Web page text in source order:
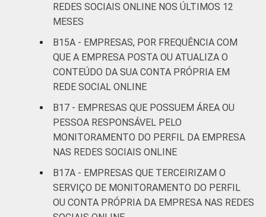
REDES SOCIAIS ONLINE NOS ÚLTIMOS 12
MESES
B15A - EMPRESAS, POR FREQUÊNCIA COM
QUE A EMPRESA POSTA OU ATUALIZA O
CONTEÚDO DA SUA CONTA PRÓPRIA EM
REDE SOCIAL ONLINE
B17 - EMPRESAS QUE POSSUEM ÁREA OU
PESSOA RESPONSÁVEL PELO
MONITORAMENTO DO PERFIL DA EMPRESA
NAS REDES SOCIAIS ONLINE
B17A - EMPRESAS QUE TERCEIRIZAM O
SERVIÇO DE MONITORAMENTO DO PERFIL
OU CONTA PRÓPRIA DA EMPRESA NAS REDES